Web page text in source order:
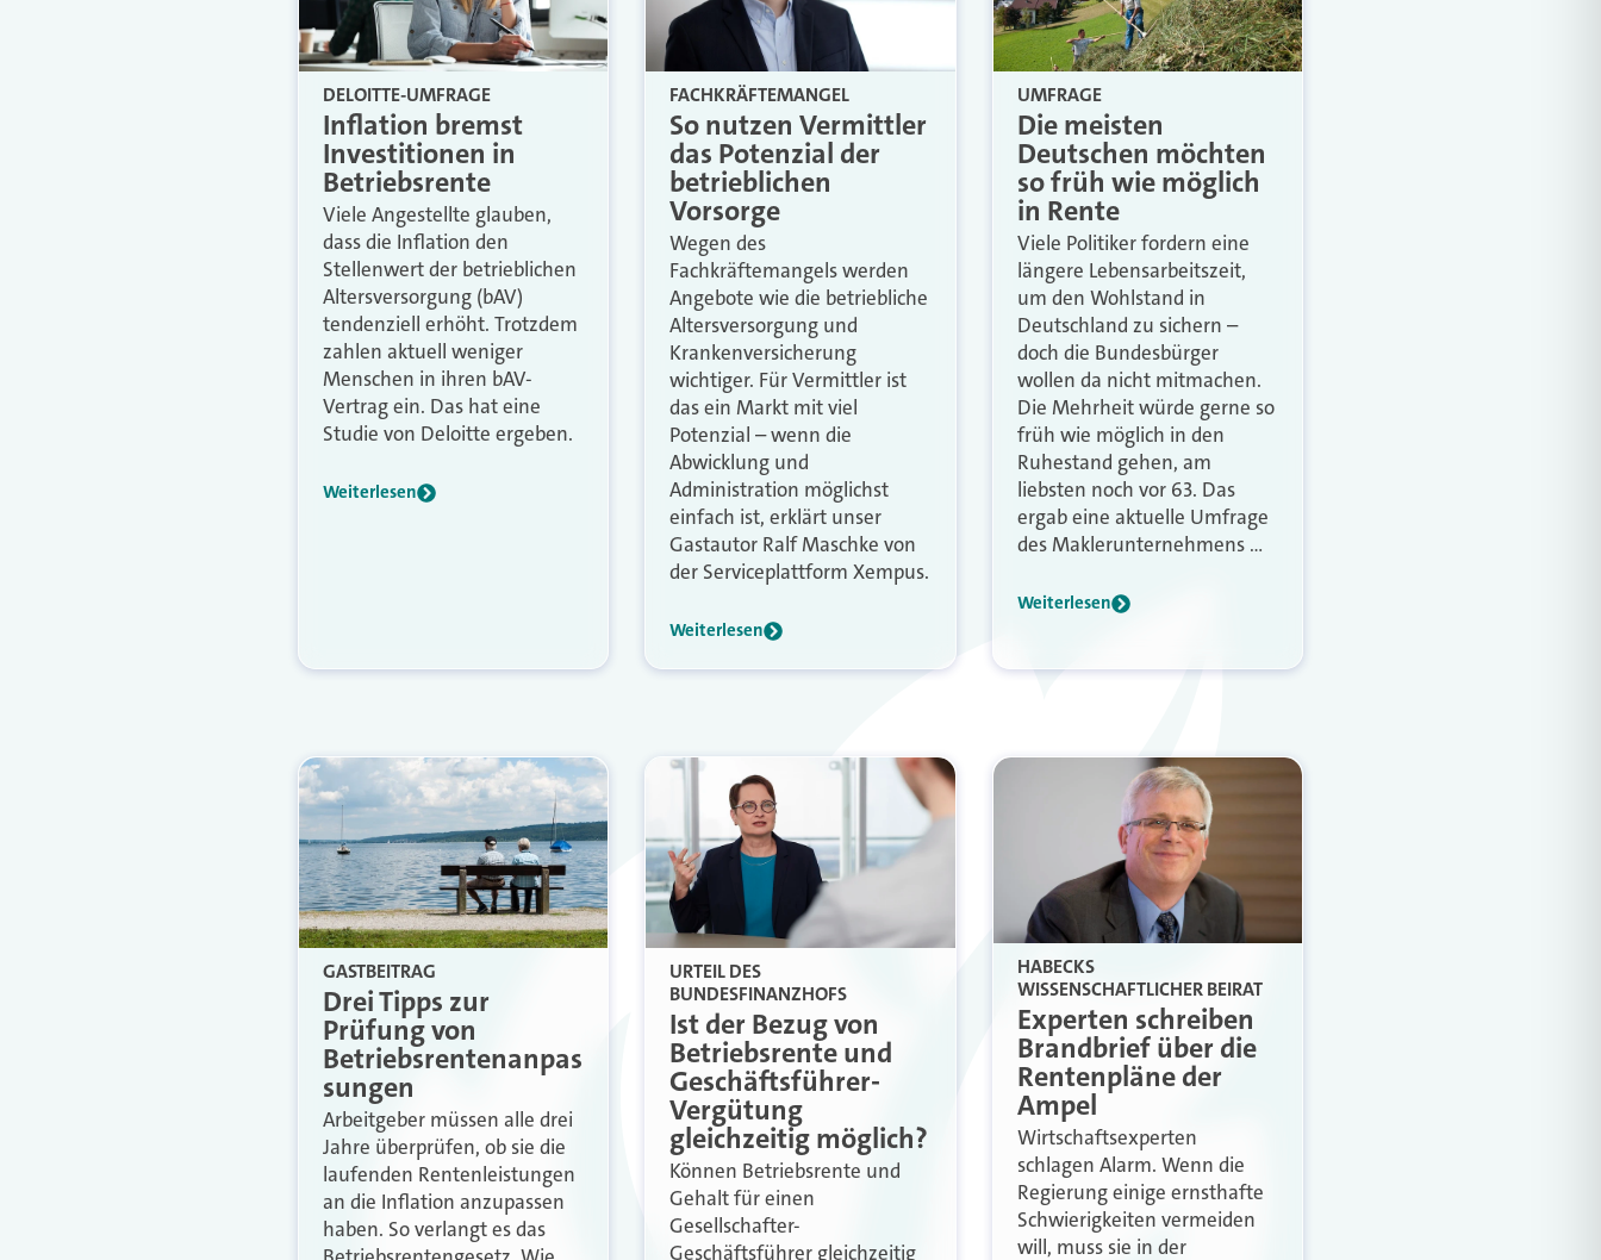
DELOITTE-UMFRAGE
Inflation bremst
Investitionen in
Betriebsrente
Viele Angestellte glauben,
dass die Inflation den
Stellenwert der betrieblichen
Altersversorgung (bAV)
tendenziell erhöht. Trotzdem
zahlen aktuell weniger
Menschen in ihren bAV-
Vertrag ein. Das hat eine
Studie von Deloitte ergeben.
Weiterlesen
FACHKRÄFTEMANGEL
So nutzen Vermittler
das Potenzial der
betrieblichen
Vorsorge
Wegen des
Fachkräftemangels werden
Angebote wie die betriebliche
Altersversorgung und
Krankenversicherung
wichtiger. Für Vermittler ist
das ein Markt mit viel
Potenzial – wenn die
Abwicklung und
Administration möglichst
einfach ist, erklärt unser
Gastautor Ralf Maschke von
der Serviceplattform Xempus.
Weiterlesen
UMFRAGE
Die meisten
Deutschen möchten
so früh wie möglich
in Rente
Viele Politiker fordern eine
längere Lebensarbeitszeit,
um den Wohlstand in
Deutschland zu sichern –
doch die Bundesbürger
wollen da nicht mitmachen.
Die Mehrheit würde gerne so
früh wie möglich in den
Ruhestand gehen, am
liebsten noch vor 63. Das
ergab eine aktuelle Umfrage
des Maklerunternehmens …
Weiterlesen
GASTBEITRAG
Drei Tipps zur
Prüfung von
Betriebsrentenanpas
sungen
Arbeitgeber müssen alle drei
Jahre überprüfen, ob sie die
laufenden Rentenleistungen
an die Inflation anzupassen
haben. So verlangt es das
URTEIL DES
BUNDESFINANZHOFS
Ist der Bezug von
Betriebsrente und
Geschäftsführer-
Vergütung
gleichzeitig möglich?
Können Betriebsrente und
Gehalt für einen
Gesellschafter-
Geschäftsführer gleichzeitig
HABECKS
WISSENSCHAFTLICHER BEIRAT
Experten schreiben
Brandbrief über die
Rentenpläne der
Ampel
Wirtschaftsexperten
schlagen Alarm. Wenn die
Regierung einige ernsthafte
Schwierigkeiten vermeiden
will, muss sie in der